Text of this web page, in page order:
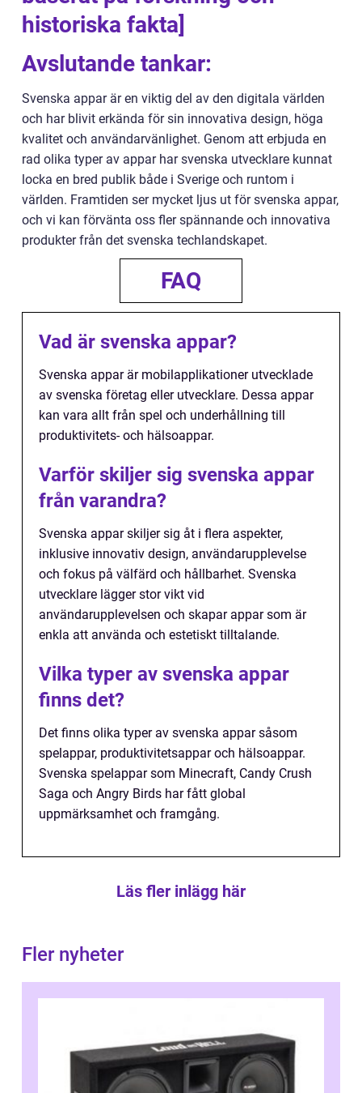
historiska fakta]
Avslutande tankar:
Svenska appar är en viktig del av den digitala världen
och har blivit erkända för sin innovativa design, höga
kvalitet och användarvänlighet. Genom att erbjuda en
rad olika typer av appar har svenska utvecklare kunnat
locka en bred publik både i Sverige och runtom i
världen. Framtiden ser mycket ljus ut för svenska appar,
och vi kan förvänta oss fler spännande och innovativa
produkter från det svenska techlandskapet.
FAQ
Vad är svenska appar?
Svenska appar är mobilapplikationer utvecklade
av svenska företag eller utvecklare. Dessa appar
kan vara allt från spel och underhållning till
produktivitets- och hälsoappar.
Varför skiljer sig svenska appar
från varandra?
Svenska appar skiljer sig åt i flera aspekter,
inklusive innovativ design, användarupplevelse
och fokus på välfärd och hållbarhet. Svenska
utvecklare lägger stor vikt vid
användarupplevelsen och skapar appar som är
enkla att använda och estetiskt tilltalande.
Vilka typer av svenska appar
finns det?
Det finns olika typer av svenska appar såsom
spelappar, produktivitetsappar och hälsoappar.
Svenska spelappar som Minecraft, Candy Crush
Saga och Angry Birds har fått global
uppmärksamhet och framgång.
Läs fler inlägg här
Fler nyheter